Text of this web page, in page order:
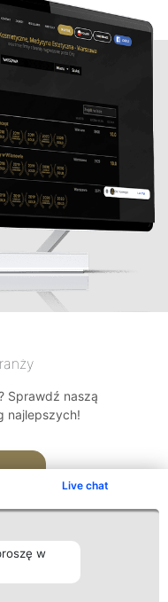
Live chat
w
Sprawdź naszą
najlepszych!